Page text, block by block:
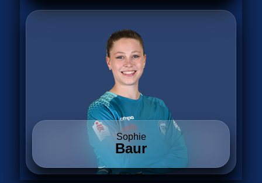
Sophie
Baur